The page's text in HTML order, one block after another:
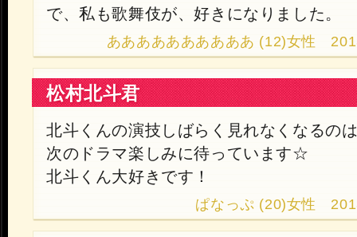
で、私も歌舞伎が、好きになりました。
ああああああああああ (12)女性
松村北斗君
北斗くんの演技しばらく見れなくなるの
次のドラマ楽しみに待っています☆
北斗くん大好きです！
ぱなっぷ (20)女性